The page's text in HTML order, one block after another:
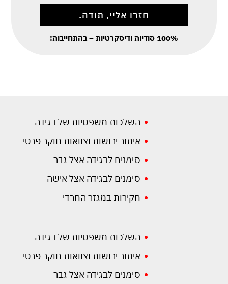
100% סודיות ודיסקרטיות – בהתחייבות!
השלכות משפטיות של בגידה
איתור ירושות וצוואות חוקר פרטי
סימנים לבגידה אצל גבר
סימנים לבגידה אצל אישה
חקירות במגזר החרדי
השלכות משפטיות של בגידה
איתור ירושות וצוואות חוקר פרטי
סימנים לבגידה אצל גבר